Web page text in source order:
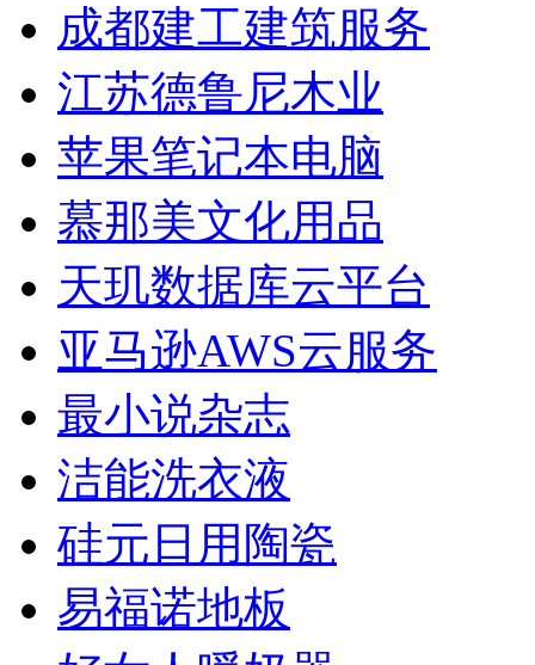
成都建工建筑服务
江苏德鲁尼木业
苹果笔记本电脑
慕那美文化用品
天玑数据库云平台
亚马逊AWS云服务
最小说杂志
洁能洗衣液
硅元日用陶瓷
易福诺地板